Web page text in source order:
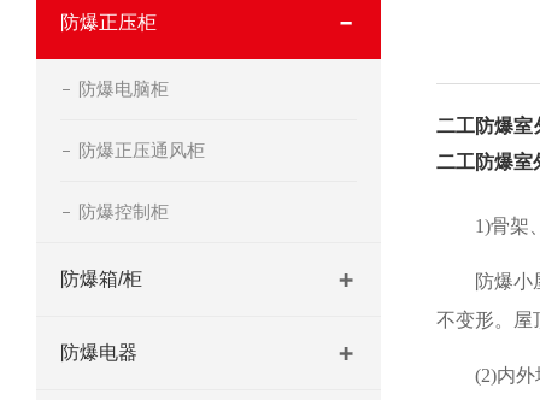
防爆正压柜
防爆电脑柜
防爆正压通风柜
防爆控制柜
防爆箱/柜
防爆电器
二工防爆室
二工防爆室
1)骨架
防爆小
不变形。屋
(2)内